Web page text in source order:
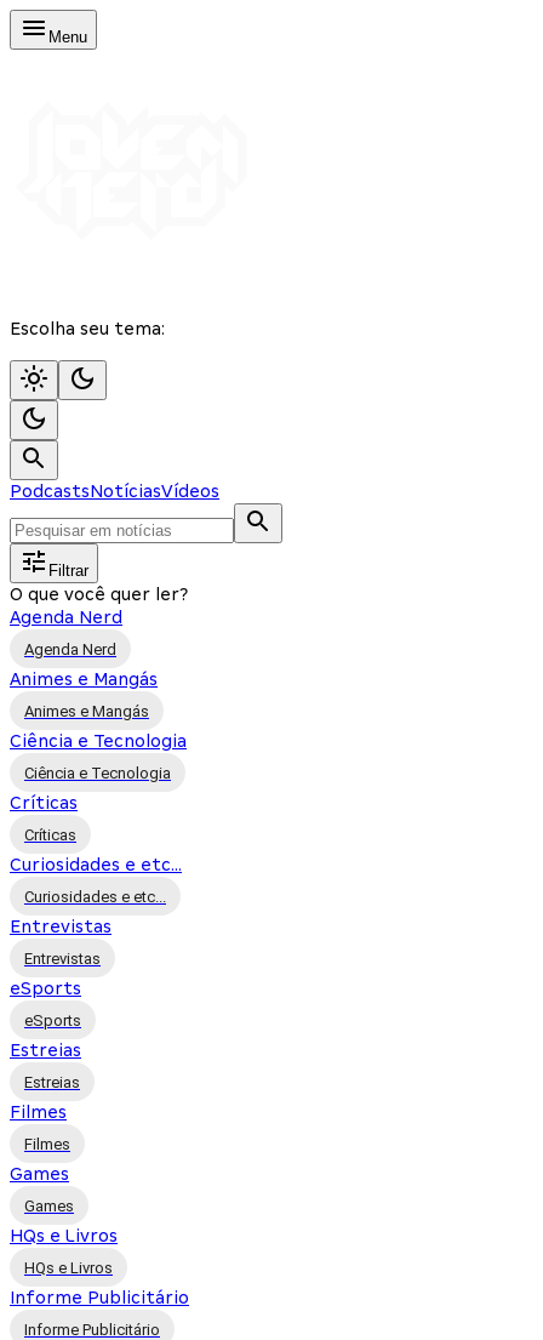
Menu
Escolha seu tema:
PodcastsNotíciasVídeos
Filtrar
O que você quer ler?
Agenda Nerd
Agenda Nerd
Animes e Mangás
Animes e Mangás
Ciência e Tecnologia
Ciência e Tecnologia
Críticas
Críticas
Curiosidades e etc...
Curiosidades e etc...
Entrevistas
Entrevistas
eSports
eSports
Estreias
Estreias
Filmes
Filmes
Games
Games
HQs e Livros
HQs e Livros
Informe Publicitário
Informe Publicitário